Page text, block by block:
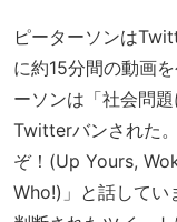
ピーターソンは
に約15分間の動画
ーソンは「社会問
Twitterバンされた
ぞ！(Up Yours,
Who!)」と話してい